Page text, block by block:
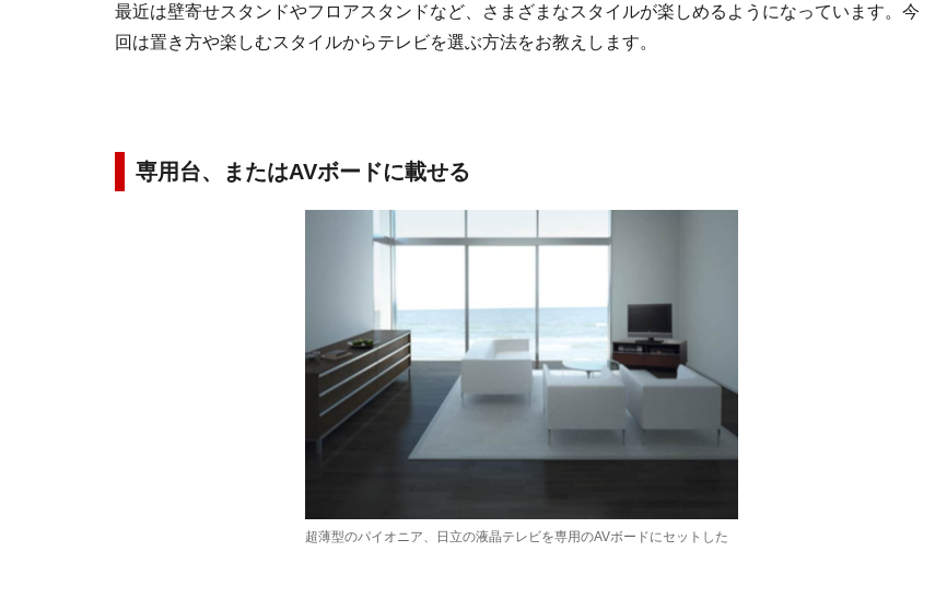
最近は壁寄せスタンドやフロアスタンドなど、さまざまなスタイルが楽しめるようになっています。今
回は置き方や楽しむスタイルからテレビを選ぶ方法をお教えします。
専用台、またはAVボードに載せる
超薄型のパイオニア、日立の液晶テレビを専用のAVボードにセットした